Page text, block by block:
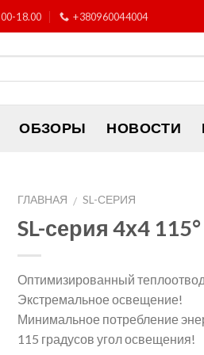
18.00 +380960044004
ОБЗОРЫ НОВОСТИ
ГЛАВНАЯ / SL-СЕРИЯ
SL-серия 4х4
Оптимизированный теплоотвод
Экстремальное освещение!
Минимальное потребление
115 градусов угол освещения!